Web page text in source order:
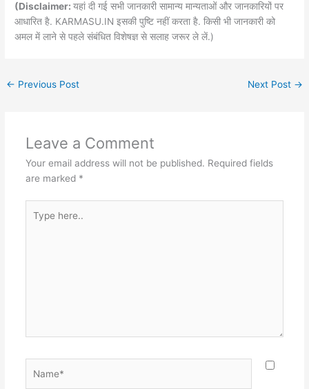
(Disclaimer:यहां दी गई सभी जानकारी सामान्य मान्यताओं और जानकारियों पर
आधारित है. KARMASU.IN इसकी पुष्टि नहीं करता है. किसी भी जानकारी को
अमल में लाने से पहले संबंधित विशेषज्ञ से सलाह जरूर ले लें.)
← Previous Post Next Post →
Leave a Comment
Your email address will not be published. Required fields
are marked *
here..